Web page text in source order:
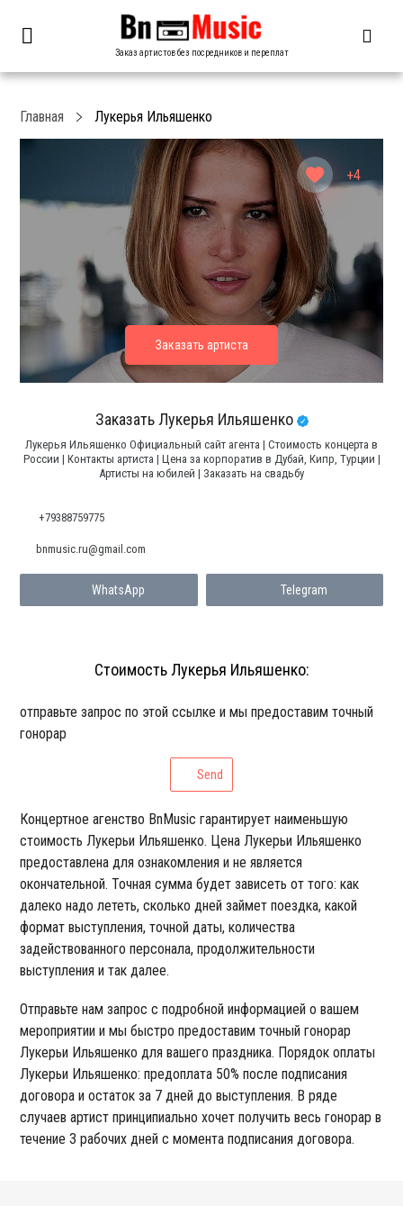
Заказ артистов без посредников и переплат
+4
Главная Лукерья Ильяшенко
Заказать Лукерья Ильяшенко
Лукерья Ильяшенко Официальный сайт агента | Стоимость концерта в
России | Контакты артиста | Цена за корпоратив в Дубай, Кипр, Турции |
Артисты на юбилей | Заказать на свадьбу
+79388759775
WhatsApp Telegram
bnmusic.ru@gmail.com
Стоимость Лукерья Ильяшенко:
отправьте запрос по этой ссылке и мы предоставим точный
гонорар
Send
Концертное агенство BnMusic гарантирует наименьшую
стоимость Лукерьи Ильяшенко. Цена Лукерьи Ильяшенко
предоставлена для ознакомления и не является
окончательной. Точная сумма будет зависеть от того: как
далеко надо лететь, сколько дней займет поездка, какой
формат выступления, точной даты, количества
задействованного персонала, продолжительности
выступления и так далее.
Отправьте нам запрос с подробной информацией о вашем
мероприятии и мы быстро предоставим точный гонорар
Лукерьи Ильяшенко для вашего праздника. Порядок оплаты
Лукерьи Ильяшенко: предоплата 50% после подписания
договора и остаток за 7 дней до выступления. В ряде
случаев артист принципиально хочет получить весь гонорар в
течение 3 рабочих дней с момента подписания договора.